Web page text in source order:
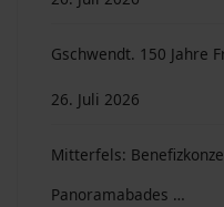
Gschwendt. 150 Jahre
26. Juli 2026
Mitterfels:
Panoramabades …